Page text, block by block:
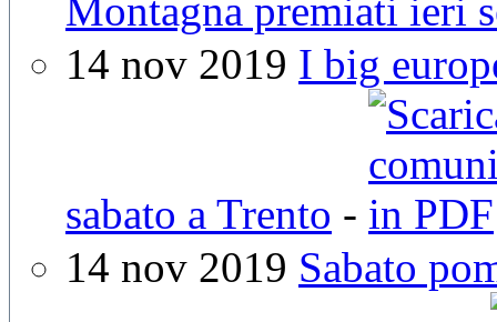
Montagna premiati ieri
14 nov 2019 I big
sabato a Trento -
14 nov 2019 Sabato